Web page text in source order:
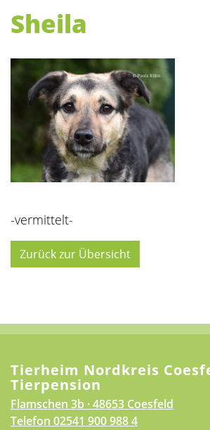
Sheila
-vermittelt-
Zurück zur Übersicht
Tierheim Nordkreis
Tierpension
Flamschen 3b · 48653 Coesfeld
Telefon 02541 900 988 4